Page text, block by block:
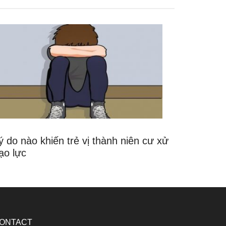
do nào khiến trẻ vị thành niên cư xử
lực